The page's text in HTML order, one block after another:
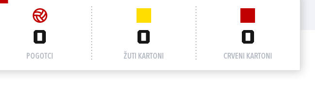
0
POGOTCI
0
ŽUTI KARTONI
0
CRVENI KARTONI